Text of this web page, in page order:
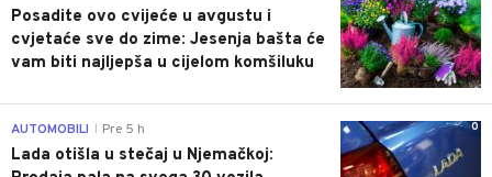
Posadite ovo cvijeće u avgustu i
cvjetaće sve do zime: Jesenja bašta će
vam biti najljepša u cijelom komšiluku
0
AUTOMOBILI Pre 5 h
Lada otišla u stečaj u Njemačkoj: